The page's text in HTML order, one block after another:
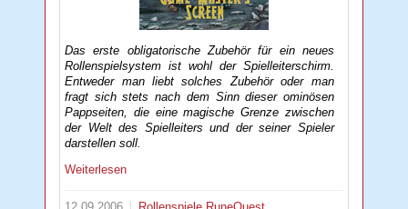
Das erste obligatorische Zubehör für ein neues
Rollenspielsystem ist wohl der Spielleiterschirm.
Entweder man liebt solches Zubehör oder man
fragt sich stets nach dem Sinn dieser ominösen
Pappseiten, die eine magische Grenze zwischen
der Welt des Spielleiters und der seiner Spieler
darstellen soll.
Weiterlesen